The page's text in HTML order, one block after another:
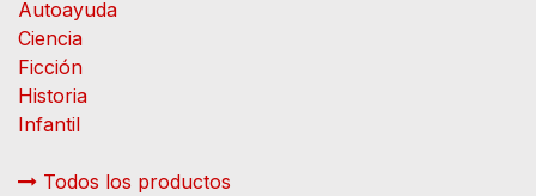
Autoayuda
Ciencia
Ficción
Historia
Infantil
Todos los productos